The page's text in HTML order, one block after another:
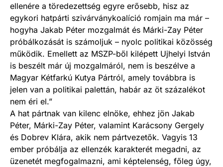
ellenére a töredezettség egyre erősebb, hisz az
egykori hatpárti szivárványkoalíció romjain ma már –
hogyha Jakab Péter mozgalmát és Márki-Zay Péter
próbálkozását is számoljuk – nyolc politikai közösség
működik. Emellett az MSZP-ből kilépett Ujhelyi István
is beszélt már új mozgalmáról, nem is beszélve a
Magyar Kétfarkú Kutya Pártról, amely továbbra is
jelen van a politikai palettán, habár az öt százalékot
nem éri el.”
A hat pártnak van kilenc elnöke, ehhez jön Jakab
Péter, Márki-Zay Péter, valamint Karácsony Gergely
és Dobrev Klára, akik nem pártvezetők. Vagyis 13
ember próbálja az ellenzék karakterét megadni, az
üzenetét megfogalmazni, ami képtelenség, főleg úgy,